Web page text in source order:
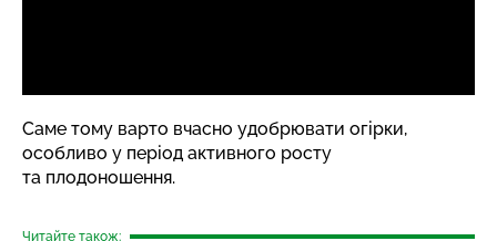
Саме тому варто вчасно удобрювати огірки,
особливо у період активного росту
та плодоношення.
Читайте також: